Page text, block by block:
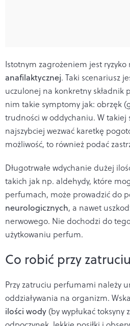
Istotnym zagrożeniem jest ryzyko
anafilaktycznej. Taki scenariusz
uczulonej na konkretny składnik
nim takie symptomy jak: obrzęk
trudności w oddychaniu. W takiej
najszybciej wezwać karetkę
możliwość, to również podać
Długotrwałe wdychanie dużej
takich jak np. aldehydy, które
perfumach, może prowadzić do
neurologicznych, a nawet
nerwowego. Nie dochodzi do
użytkowaniu perfum.
Co robić przy
Przy zatruciu perfumami należy
oddziaływania na organizm.
ilości wody (by wypłukać toksyny